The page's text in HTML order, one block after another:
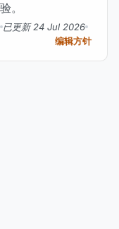
。
已更新 24 Jul 2026
编辑方针